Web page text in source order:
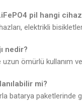
pil hangi
elektrikli
nedir?
ömürlü kullanım
mi?
batarya paketlerinde